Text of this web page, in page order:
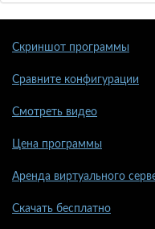
Скриншот программы
Сравните конфигурации
Смотреть видео
Цена программы
Аренда виртуального
Скачать бесплатно